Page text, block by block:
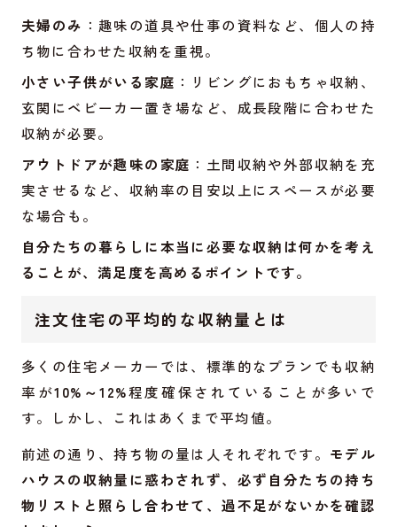
夫婦のみ ：趣味の道具や仕事の資料など、個人の持
ち物に合わせた収納を重視。
小さい子供がいる家庭 ：リビングにおもちゃ収納、
玄関にベビーカー置き場など、成長段階に合わせた
収納が必要。
アウトドアが趣味の家庭 ：土間収納や外部収納を充
実させるなど、収納率の目安以上にスペースが必要
な場合も。
自分たちの暮らしに本当に必要な収納は何かを考え
ることが、満足度を高めるポイントです。
注文住宅の平均的な収納量とは
多くの住宅メーカーでは、標準的なプランでも収納
率が10%～12%程度確保されていることが多いで
す。しかし、これはあくまで平均値。
前述の通り、持ち物の量は人それぞれです。 モデル
ハウスの収納量に惑わされず、必ず自分たちの持ち
物リストと照らし合わせて、過不足がないかを確認